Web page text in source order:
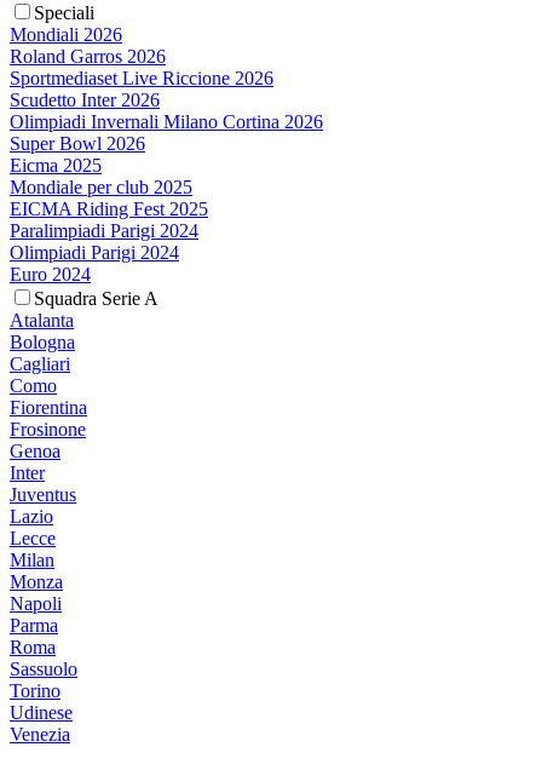
Speciali
Mondiali 2026
Roland Garros 2026
Sportmediaset Live Riccione 2026
Scudetto Inter 2026
Olimpiadi Invernali Milano Cortina 2026
Super Bowl 2026
Eicma 2025
Mondiale per club 2025
EICMA Riding Fest 2025
Paralimpiadi Parigi 2024
Olimpiadi Parigi 2024
Euro 2024
Squadra Serie A
Atalanta
Bologna
Cagliari
Como
Fiorentina
Frosinone
Genoa
Inter
Juventus
Lazio
Lecce
Milan
Monza
Napoli
Parma
Roma
Sassuolo
Torino
Udinese
Venezia